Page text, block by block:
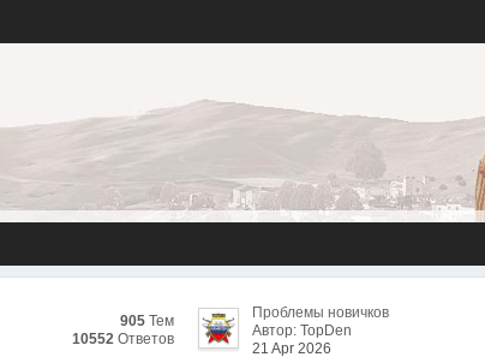
905 Тем
10552 Ответов
Проблемы новичков
Автор: TopDen
21 Apr 2026